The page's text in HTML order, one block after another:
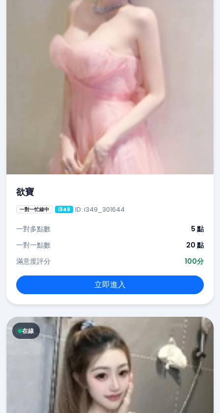
欲寶
一對一忙線中 i349 ID: i349_301644
一對多點數
5 點
一對一點數
20 點
滿意度評分
100分
立即進入
在線